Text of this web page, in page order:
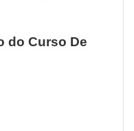
do Curso De